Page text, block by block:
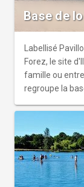
Base de
Labellisé
Forez, le site
famille ou
regroupe la